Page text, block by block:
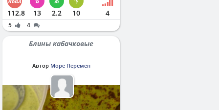
112.8 13 2.2 10 4
5 4
Блины кабачковые
Автор Море Перемен